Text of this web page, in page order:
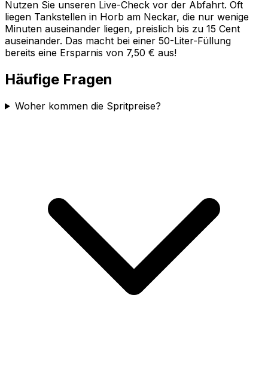
Nutzen Sie unseren Live-Check vor der Abfahrt. Oft
liegen Tankstellen in Horb am Neckar, die nur wenige
Minuten auseinander liegen, preislich bis zu 15 Cent
auseinander. Das macht bei einer 50-Liter-Füllung
bereits eine Ersparnis von 7,50 € aus!
Häufige Fragen
Woher kommen die Spritpreise?